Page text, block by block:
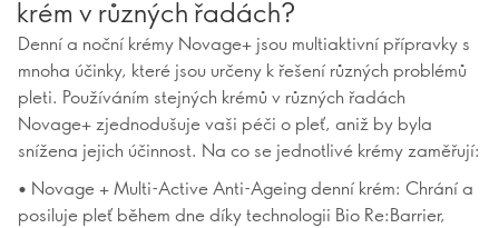
krém v různých řadách?
Denní a noční krémy Novage+ jsou multiaktivní přípravky s
mnoha účinky, které jsou určeny k řešení různých problémů
pleti. Používáním stejných krémů v různých řadách
Novage+ zjednodušuje vaši péči o pleť, aniž by byla
snížena jejich účinnost. Na co se jednotlivé krémy zaměřují:
• Novage + Multi-Active Anti-Ageing denní krém: Chrání a
posiluje pleť během dne díky technologii Bio Re:Barrier,